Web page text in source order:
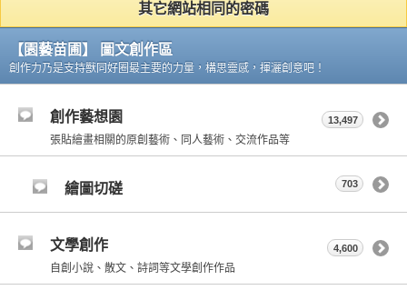
其它網站相同的密碼
【園藝苗圃】 圖文創作區
創作力乃是支持獸同好圈最主要的力量，構思靈感，揮灑創意吧！
創作藝想園
張貼繪畫相關的原創藝術、同人藝術、交流作品等
13,497
繪圖切磋 703
文學創作
自創小說、散文、詩詞等文學創作作品
4,600